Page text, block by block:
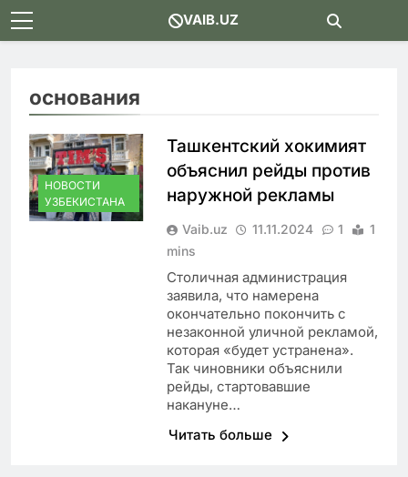
Skip
to
VAIB.UZ
основания
НОВОСТИ
УЗБЕКИСТАНА
Ташкентский хокимият
объяснил рейды против
наружной рекламы
Vaib.uz 11.11.2024 1
1
mins
Столичная администрация
заявила, что намерена
окончательно покончить с
незаконной уличной рекламой,
которая «будет устранена».
Так чиновники объяснили
рейды, стартовавшие
накануне…
Читать больше